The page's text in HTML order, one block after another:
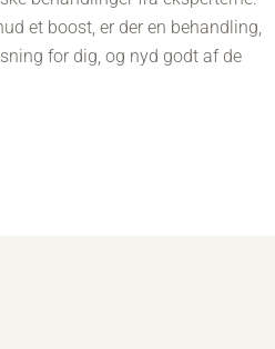
et boost, er der en behandling,
for dig, og nyd godt af de